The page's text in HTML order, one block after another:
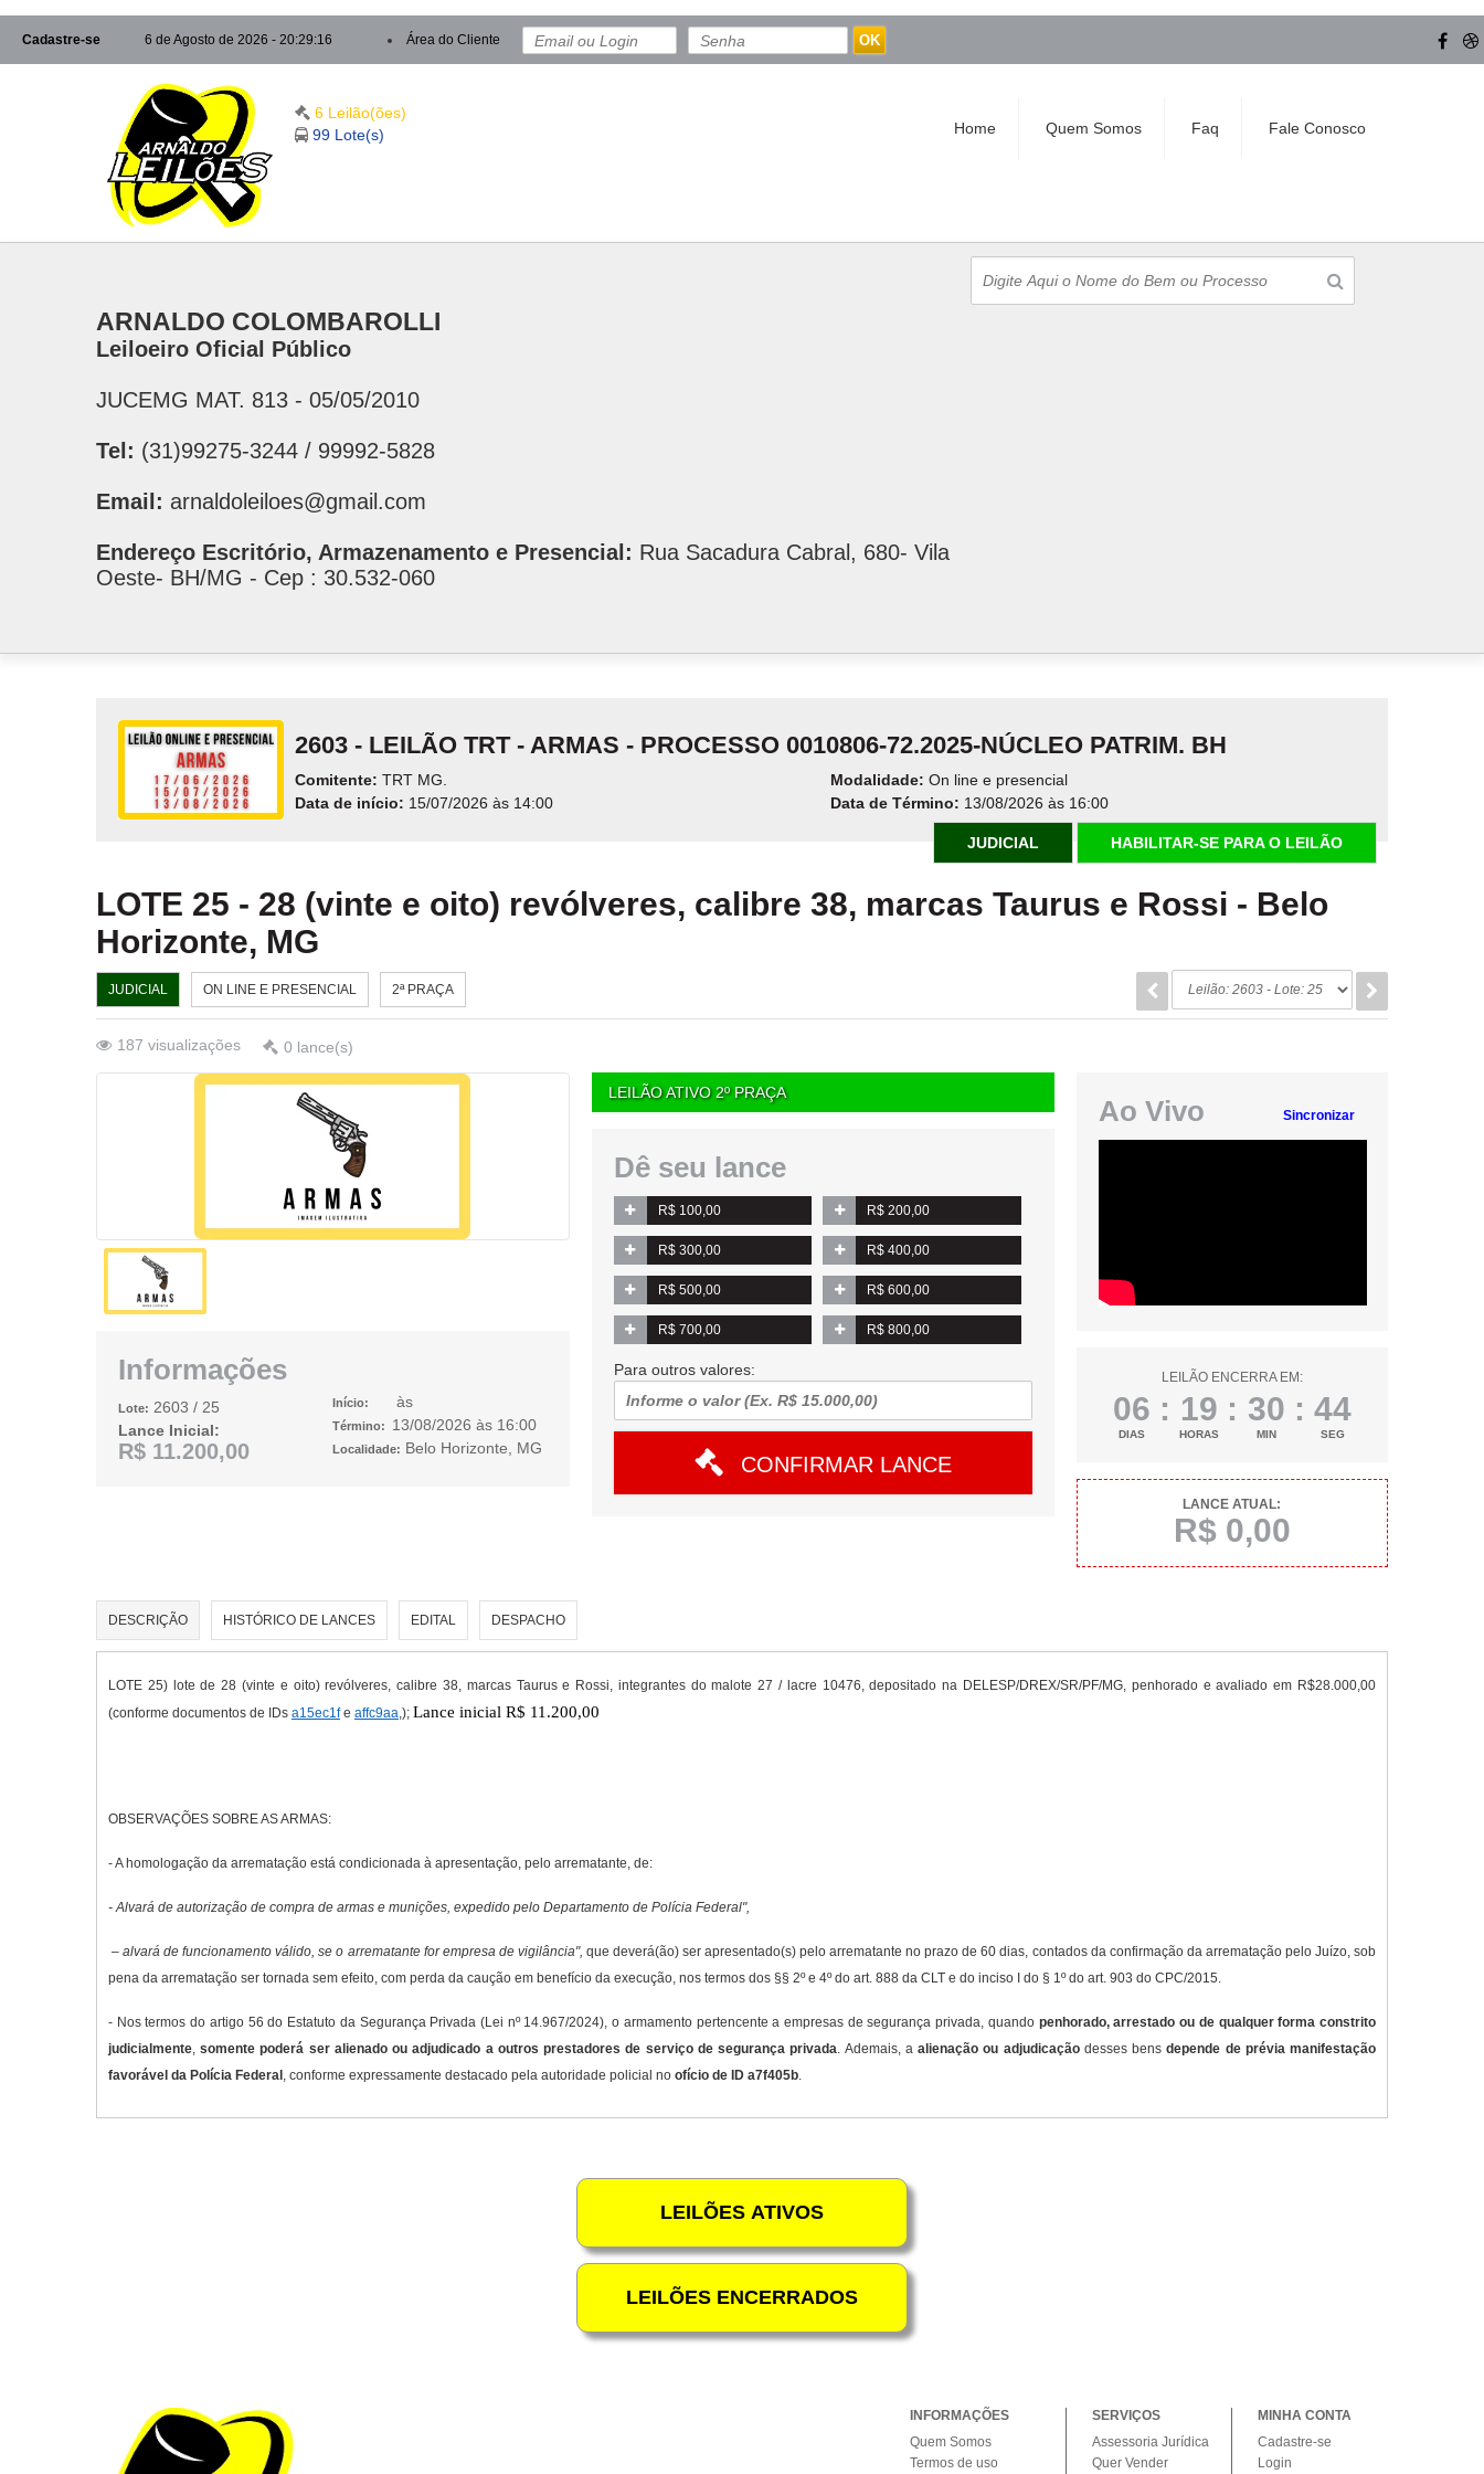
Cadastre-se 6 de Agosto de 2026 - 20:29:16 Área do Cliente OK
6 Leilão(ões)
99 Lote(s)
Home Quem Somos Faq Fale Conosco
ARNALDO COLOMBAROLLI
Leiloeiro Oficial Público
JUCEMG MAT. 813 - 05/05/2010
Tel: (31)99275-3244 / 99992-5828
Email: arnaldoleiloes@gmail.com
Endereço Escritório, Armazenamento e Presencial: Rua Sacadura Cabral, 680- Vila
Oeste- BH/MG - Cep : 30.532-060
2603 - LEILÃO TRT - ARMAS - PROCESSO 0010806-72.2025-NÚCLEO PATRIM. BH
Comitente: TRT MG.
Data de início: 15/07/2026 às 14:00
Modalidade: On line e presencial
Data de Término: 13/08/2026 às 16:00
JUDICIAL HABILITAR-SE PARA O LEILÃO
LOTE 25 - 28 (vinte e oito) revólveres, calibre 38, marcas Taurus e Rossi - Belo
Horizonte, MG
JUDICIAL ON LINE E PRESENCIAL 2ª PRAÇA
187 visualizações 0 lance(s)
Informações
Lote: 2603 / 25
Lance Inicial:
R$ 11.200,00
Início: às
Término: 13/08/2026 às 16:00
Localidade: Belo Horizonte, MG
LEILÃO ATIVO 2º PRAÇA
Dê seu lance
R$ 100,00 R$ 200,00
R$ 300,00 R$ 400,00
R$ 500,00 R$ 600,00
R$ 700,00 R$ 800,00
Para outros valores:
CONFIRMAR LANCE
Ao Vivo Sincronizar
LEILÃO ENCERRA EM:
06 :
DIAS
19 :
HORAS
30 :
MIN
44
SEG
LANCE ATUAL:
R$ 0,00
DESCRIÇÃO HISTÓRICO DE LANCES EDITAL DESPACHO
LOTE 25) lote de 28 (vinte e oito) revólveres, calibre 38, marcas Taurus e Rossi, integrantes do malote 27 / lacre 10476, depositado na DELESP/DREX/SR/PF/MG, penhorado e avaliado em R$28.000,00
(conforme documentos de IDs a15ec1fe affc9aa,); Lance inicial R$ 11.200,00
OBSERVAÇÕES SOBRE AS ARMAS:
- A homologação da arrematação está condicionada à apresentação, pelo arrematante, de:
- Alvará de autorização de compra de armas e munições, expedido pelo Departamento de Polícia Federal",
– alvará de funcionamento válido, se o arrematante for empresa de vigilância", que deverá(ão) ser apresentado(s) pelo arrematante no prazo de 60 dias, contados da confirmação da arrematação pelo Juízo, sob
pena da arrematação ser tornada sem efeito, com perda da caução em benefício da execução, nos termos dos §§ 2º e 4º do art. 888 da CLT e do inciso I do § 1º do art. 903 do CPC/2015.
- Nos termos do artigo 56 do Estatuto da Segurança Privada (Lei nº 14.967/2024), o armamento pertencente a empresas de segurança privada, quando penhorado, arrestado ou de qualquer forma constrito
judicialmente,somente poderá ser alienado ou adjudicado a outros prestadores de serviço de segurança privada. Ademais, aalienação ou adjudicaçãodesses bensdepende de prévia manifestação
favorável da Polícia Federal , conforme expressamente destacado pela autoridade policial no ofício de ID a7f405b.
INFORMAÇÕES
Quem Somos
Termos de uso
SERVIÇOS
Assessoria Jurídica
Quer Vender
MINHA CONTA
Cadastre-se
Login